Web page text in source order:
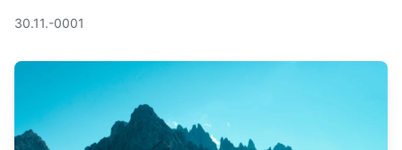
30.11.-0001